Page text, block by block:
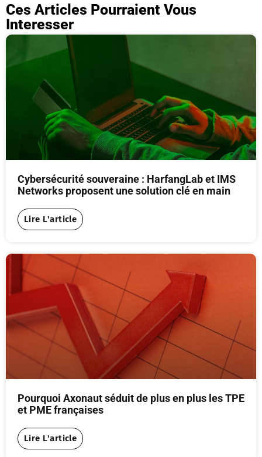
Ces Articles Pourraient Vous
Interesser
Cybersécurité souveraine : HarfangLab et IMS
Networks proposent une solution clé en main
Lire L'article
Pourquoi Axonaut séduit de plus en plus les TPE
et PME françaises
Lire L'article